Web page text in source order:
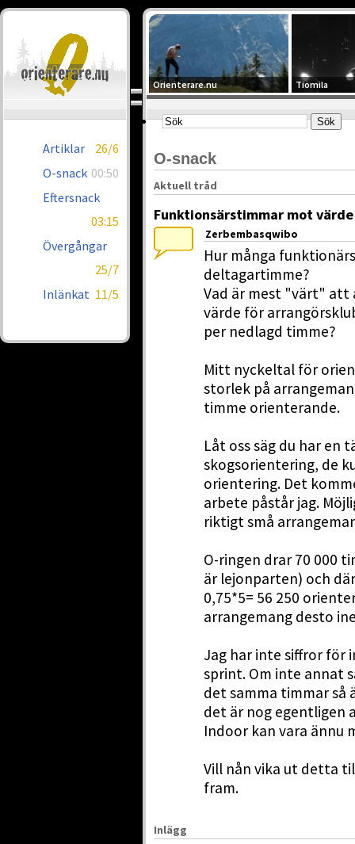
Artiklar
26/6
O-snack 00:50
Eftersnack
03:15
Övergångar
25/7
Inlänkat 11/5
Orienterare.nu Tiomila
O-snack
Aktuell tråd
Funktionsärstimmar mot
Zerbembasqwibo
Hur många
deltagartimme?
Vad är mest "värt" att
värde för
per nedlagd timme?
Mitt nyckeltal för
storlek på
timme orienterande.
Låt oss säg du har en
skogsorientering, de
orientering. Det
arbete påstår jag.
riktigt små
O-ringen drar 70 000
är lejonparten) och
0,75*5= 56 250
arrangemang desto
Jag har inte siffror för
sprint. Om inte annat
det samma timmar så
det är nog egentligen
Indoor kan vara ännu
Vill nån vika ut detta
fram.
Inlägg